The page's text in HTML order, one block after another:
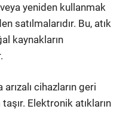
yeniden kullanmak
satılmalarıdır. Bu, atık
kaynakların
cihazların geri
Elektronik atıkların